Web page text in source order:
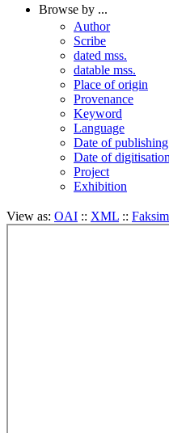
Browse by ...
Author
Scribe
dated mss.
datable mss.
Place of origin
Provenance
Keyword
Language
Date of publishing
Date of digitisation
Project
Exhibition
View as: OAI :: XML ::